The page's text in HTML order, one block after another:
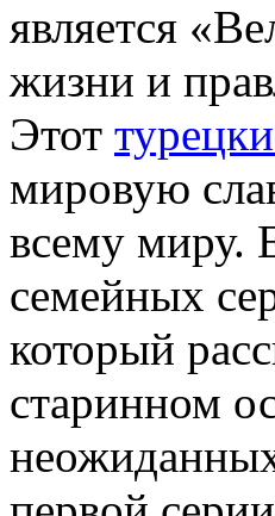
является
жизни и
Этот
мировую
всему миру.
семейных
который
старинном